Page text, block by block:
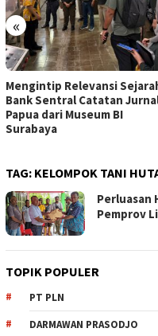
«
Mengintip Relevansi
Bank Sentral Catatan
Papua dari Museum BI
Surabaya
TAG: KELOMPOK TANI
Perluasan
Pemprov
TOPIK POPULER
PT PLN
DARMAWAN PRASODJO